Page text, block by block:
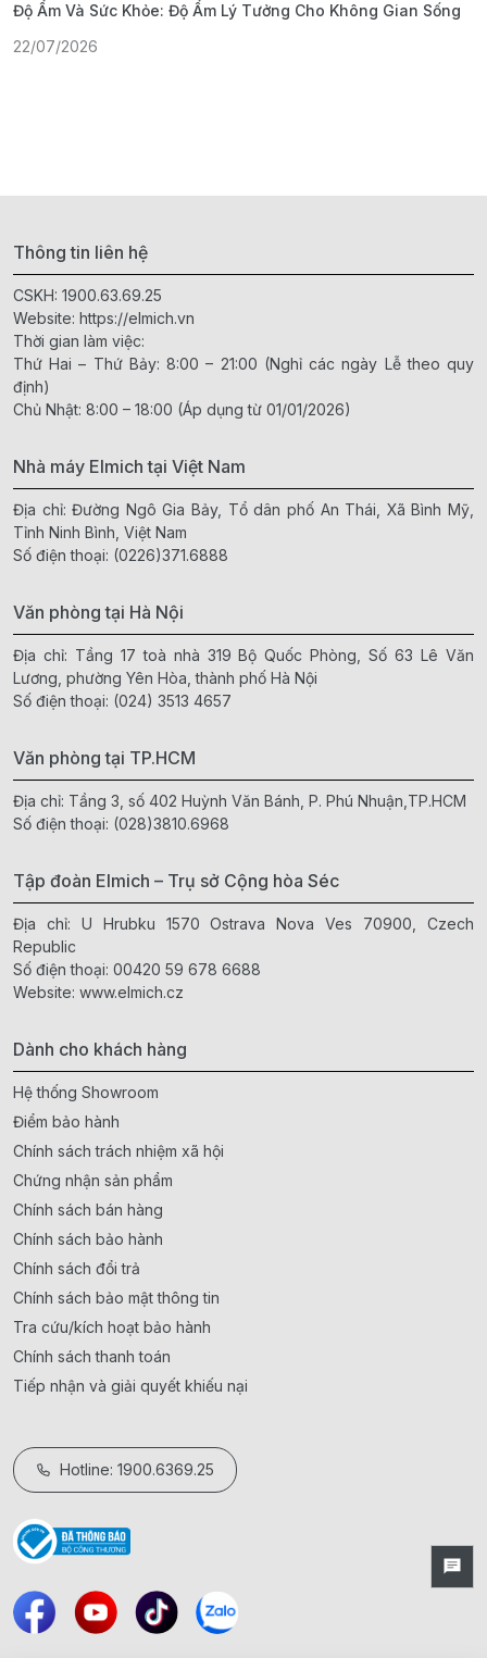
Độ Ẩm Và Sức Khỏe: Độ Ẩm Lý Tưởng Cho Không Gian Sống
22/07/2026
Thông tin liên hệ
CSKH: 1900.63.69.25
Website: https://elmich.vn
Thời gian làm việc:
Thứ Hai – Thứ Bảy: 8:00 – 21:00 (Nghỉ các ngày Lễ theo quy
định)
Chủ Nhật: 8:00 – 18:00 (Áp dụng từ 01/01/2026)
Nhà máy Elmich tại Việt Nam
Địa chỉ: Đường Ngô Gia Bảy, Tổ dân phố An Thái, Xã Bình Mỹ,
Tỉnh Ninh Bình, Việt Nam
Số điện thoại: (0226)371.6888
Văn phòng tại Hà Nội
Địa chỉ: Tầng 17 toà nhà 319 Bộ Quốc Phòng, Số 63 Lê Văn
Lương, phường Yên Hòa, thành phố Hà Nội
Số điện thoại: (024) 3513 4657
Văn phòng tại TP.HCM
Địa chỉ: Tầng 3, số 402 Huỳnh Văn Bánh, P. Phú Nhuận,TP.HCM
Số điện thoại: (028)3810.6968
Tập đoàn Elmich – Trụ sở Cộng hòa Séc
Địa chỉ: U Hrubku 1570 Ostrava Nova Ves 70900, Czech
Republic
Số điện thoại: 00420 59 678 6688
Website: www.elmich.cz
Dành cho khách hàng
Hệ thống Showroom
Điểm bảo hành
Chính sách trách nhiệm xã hội
Chứng nhận sản phẩm
Chính sách bán hàng
Chính sách bảo hành
Chính sách đổi trả
Chính sách bảo mật thông tin
Tra cứu/kích hoạt bảo hành
Chính sách thanh toán
Tiếp nhận và giải quyết khiếu nại
Hotline: 1900.6369.25